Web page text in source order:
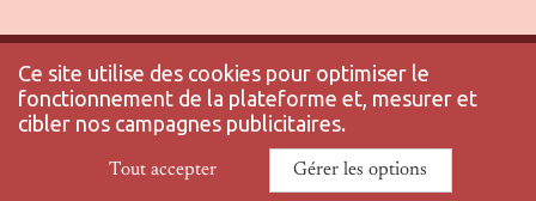
© 2025 ENS-PSL - Tous droits réservés |Mentions légales
confidentialité|
Ce site utilise des cookies pour optimiser le
fonctionnement de la plateforme et, mesurer et
cibler nos campagnes publicitaires.
Tout accepter Gérer les options